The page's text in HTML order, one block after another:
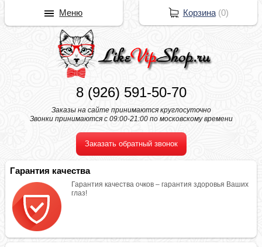
8 (926) 591-50-70
Заказы на сайте принимаются круглосуточно
Звонки принимаются с 09:00-21:00 по московскому времени
Заказать обратный звонок
Гарантия качества
Гарантия качества очков – гарантия здоровья Ваших
глаз!
Корзина(0)
Меню